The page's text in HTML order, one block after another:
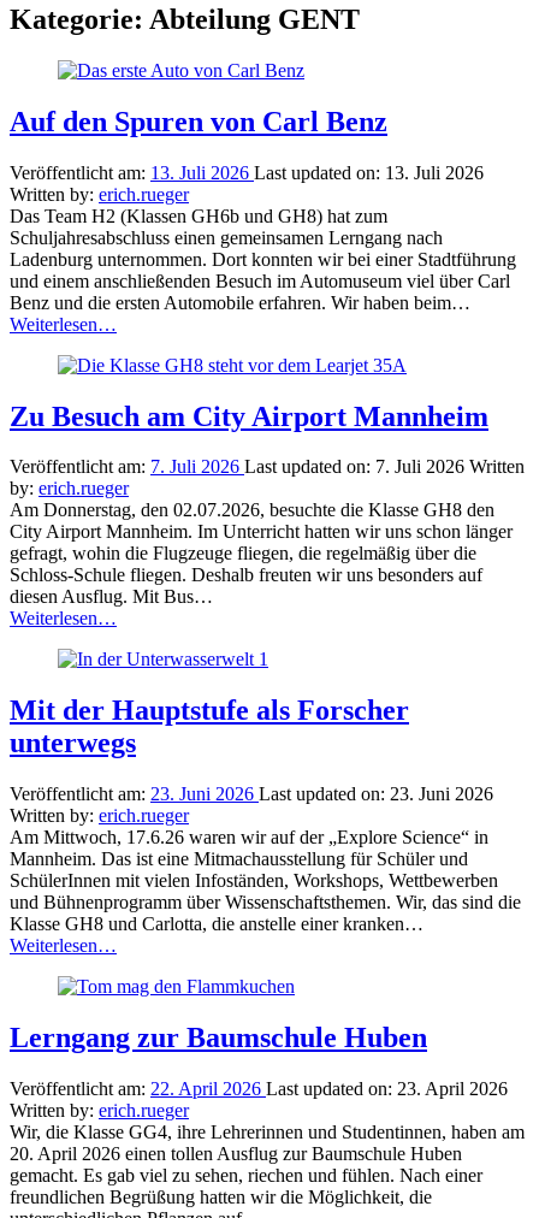
Kategorie: Abteilung GENT
Auf den Spuren von Carl Benz
Veröffentlicht am: 13. Juli 2026 Last updated on: 13. Juli 2026
Written by: erich.rueger
Das Team H2 (Klassen GH6b und GH8) hat zum
Schuljahresabschluss einen gemeinsamen Lerngang nach
Ladenburg unternommen. Dort konnten wir bei einer Stadtführung
und einem anschließenden Besuch im Automuseum viel über Carl
Benz und die ersten Automobile erfahren. Wir haben beim…
Weiterlesen
Spuren
Carl
Benz”
…
Zu Besuch am City Airport Mannheim
Veröffentlicht am: 7. Juli 2026 Last updated on: 7. Juli 2026 Written
by: erich.rueger
Am Donnerstag, den 02.07.2026, besuchte die Klasse GH8 den
City Airport Mannheim. Im Unterricht hatten wir uns schon länger
gefragt, wohin die Flugzeuge fliegen, die regelmäßig über die
Schloss-Schule fliegen. Deshalb freuten wir uns besonders auf
diesen Ausflug. Mit Bus…
Weiterlesen“Zu
am
Airport
Mannheim”
…
Mit der Hauptstufe als Forscher
unterwegs
Veröffentlicht am: 23. Juni 2026 Last updated on: 23. Juni 2026
Written by: erich.rueger
Am Mittwoch, 17.6.26 waren wir auf der „Explore Science“ in
Mannheim. Das ist eine Mitmachausstellung für Schüler und
SchülerInnen mit vielen Infoständen, Workshops, Wettbewerben
und Bühnenprogramm über Wissenschaftsthemen. Wir, das sind die
Klasse GH8 und Carlotta, die anstelle einer kranken…
Weiterlesen
Hauptstufe
Forscher
unterwegs”
…
Lerngang zur Baumschule Huben
Veröffentlicht am: 22. April 2026 Last updated on: 23. April 2026
Written by: erich.rueger
Wir, die Klasse GG4, ihre Lehrerinnen und Studentinnen, haben am
20. April 2026 einen tollen Ausflug zur Baumschule Huben
gemacht. Es gab viel zu sehen, riechen und fühlen. Nach einer
freundlichen Begrüßung hatten wir die Möglichkeit, die